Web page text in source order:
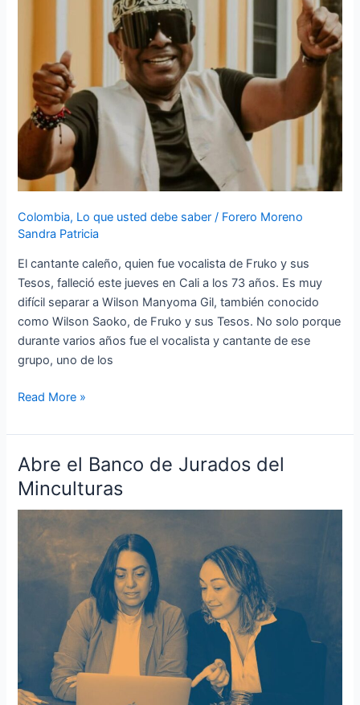
Colombia, Lo que usted debe saber / Forero Moreno
Sandra Patricia
El cantante caleño, quien fue vocalista de Fruko y sus
Tesos, falleció este jueves en Cali a los 73 años. ​Es muy
difícil separar a Wilson Manyoma Gil, también conocido
como Wilson Saoko, de Fruko y sus Tesos. No solo porque
durante varios años fue el vocalista y cantante de ese
grupo, uno de los
salsa
Read More »
Abre el Banco de Jurados del
Minculturas
Abre
el
Banco
Jurados